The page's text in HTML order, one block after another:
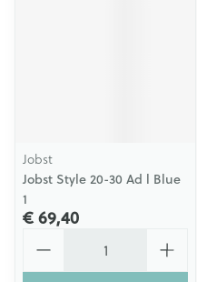
Jobst
Jobst Style 20-30 Ad l Blue
1
€ 69,40